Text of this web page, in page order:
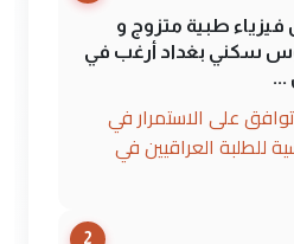
فيزياء طبية متزوج و
سكني بغداد أرغب في
...
على الاستمرار في
دراسية للطلبة العراقيين في
2